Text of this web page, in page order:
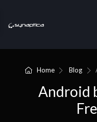
Home Blog
Android